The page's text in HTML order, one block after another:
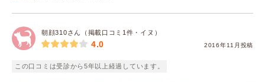
朝顔310さん（掲載口コミ1件・イヌ）
2016年11月投稿
4.0
この口コミは受診から5年以上経過しています。